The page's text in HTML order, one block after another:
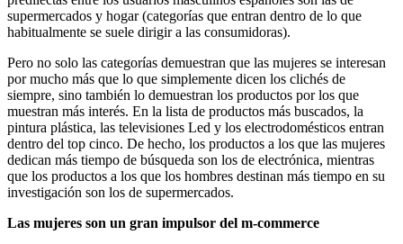
supermercados y hogar (categorías que entran dentro de lo que
habitualmente se suele dirigir a las consumidoras).
Pero no solo las categorías demuestran que las mujeres se interesan
por mucho más que lo que simplemente dicen los clichés de
siempre, sino también lo demuestran los productos por los que
muestran más interés. En la lista de productos más buscados, la
pintura plástica, las televisiones Led y los electrodomésticos entran
dentro del top cinco. De hecho, los productos a los que las mujeres
dedican más tiempo de búsqueda son los de electrónica, mientras
que los productos a los que los hombres destinan más tiempo en su
investigación son los de supermercados.
Las mujeres son un gran impulsor del m-commerce